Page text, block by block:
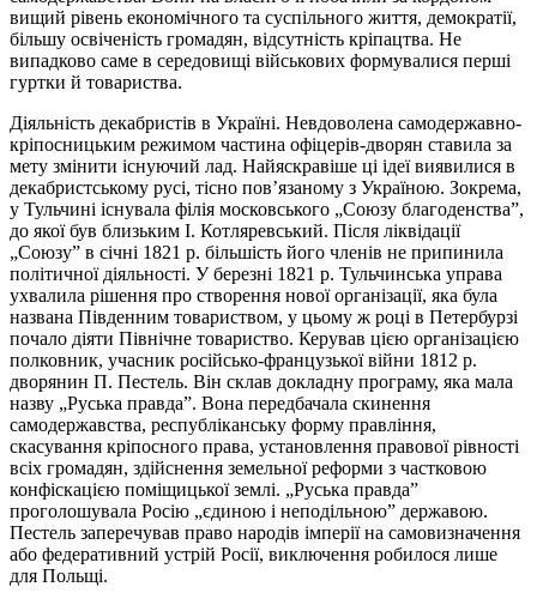
вищий рівень економічного та суспільного життя, демократії,
більшу освіченість громадян, відсутність кріпацтва. Не
випадково саме в середовищі військових формувалися перші
гуртки й товариства.
Діяльність декабристів в Україні. Невдоволена самодержавно-
кріпосницьким режимом частина офіцерів-дворян ставила за
мету змінити існуючий лад. Найяскравіше ці ідеї виявилися в
декабристському русі, тісно пов’язаному з Україною. Зокрема,
у Тульчині існувала філія московського „Союзу благоденства”,
до якої був близьким І. Котляревський. Після ліквідації
„Союзу” в січні 1821 р. більшість його членів не припинила
політичної діяльності. У березні 1821 р. Тульчинська управа
ухвалила рішення про створення нової організації, яка була
названа Південним товариством, у цьому ж році в Петербурзі
почало діяти Північне товариство. Керував цією організацією
полковник, учасник російсько-французької війни 1812 р.
дворянин П. Пестель. Він склав докладну програму, яка мала
назву „Руська правда”. Вона передбачала скинення
самодержавства, республіканську форму правління,
скасування кріпосного права, установлення правової рівності
всіх громадян, здійснення земельної реформи з частковою
конфіскацією поміщицької землі. „Руська правда”
проголошувала Росію „єдиною і неподільною” державою.
Пестель заперечував право народів імперії на самовизначення
або федеративний устрій Росії, виключення робилося лише
для Польщі.